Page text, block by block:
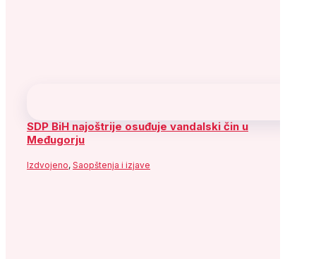
SDP BiH najoštrije osuđuje vandalski čin u
Međugorju
Izdvojeno, Saopštenja i izjave